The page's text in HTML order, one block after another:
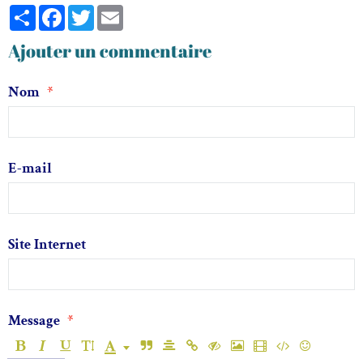
PartagerFacebook
Twitter
Ajouter un commentaire
Nom
E-mail
Site Internet
Message